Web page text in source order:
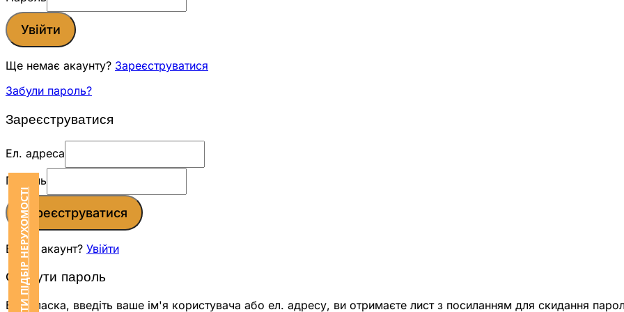
ЗАМОВИТИ ПІДБІР НЕРУХОМОСТІ
Увійти
Ще немає акаунту? Зареєструватися
Забули пароль?
Зареєструватися
Ел. адреса
Пароль
Зареєструватися
Вже є акаунт? Увійти
Скинути пароль
Будь ласка, введіть ваше ім'я користувача або ел. адресу, ви отримаєте лист з посиланням для скидання